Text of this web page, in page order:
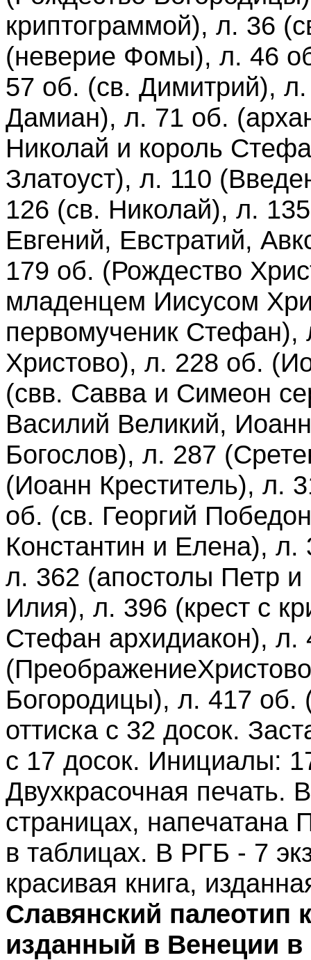
криптограммой), л. 36
(неверие Фомы), л. 46
57 об. (св. Димитрий),
Дамиан), л. 71 об.
Николай и король
Златоуст), л. 110
126 (св. Николай), л.
Евгений, Евстратий,
179 об. (Рождество
младенцем Иисусом
первомученик
Христово), л. 228 об.
(свв. Савва и Симеон
Василий Великий,
Богослов), л. 287
(Иоанн Креститель), л.
об. (св. Георгий
Константин и Елена),
л. 362 (апостолы Петр
Илия), л. 396 (крест с
Стефан архидиакон), л.
Богородицы), л. 417 об.
оттиска с 32 досок.
с 17 досок. Инициалы:
Двухкрасочная печать.
страницах,
в таблицах. В РГБ - 7
красивая книга,
Славянский палеотип
изданный в Венеции в